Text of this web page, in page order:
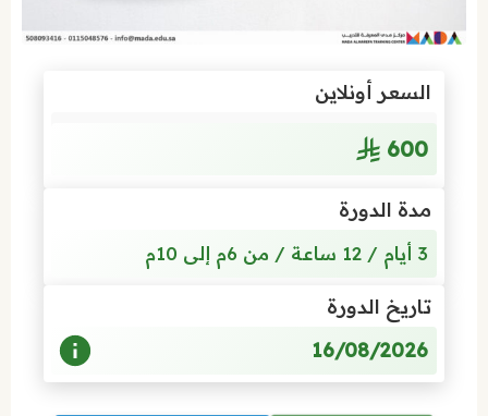
السعر أونلاين
600
مدة الدورة
3 أيام / 12 ساعة / من 6م إلى 10م
تاريخ الدورة
16/08/2026